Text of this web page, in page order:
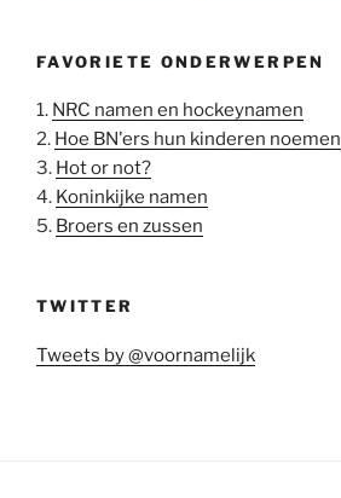
FAVORIETE ONDERWERPEN
1. NRC namen en hockeynamen
2. Hoe BN'ers hun kinderen noemen
3. Hot or not?
4. Koninkijke namen
5. Broers en zussen
TWITTER
Tweets by @voornamelijk